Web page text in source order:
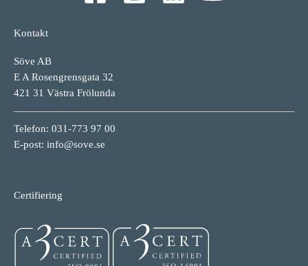
Kontakt
Söve AB
E A Rosengrensgata 32
421 31 Västra Frölunda
Telefon: 031-773 97 00
E-post: info@sove.se
Certifiering